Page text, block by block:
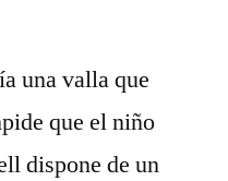
una valla que
que el niño
dispone de un